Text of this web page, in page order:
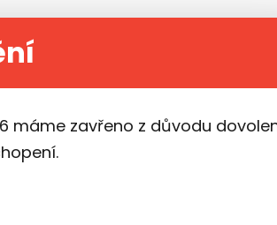
máme zavřeno z důvodu
☎ +420 602 612 519